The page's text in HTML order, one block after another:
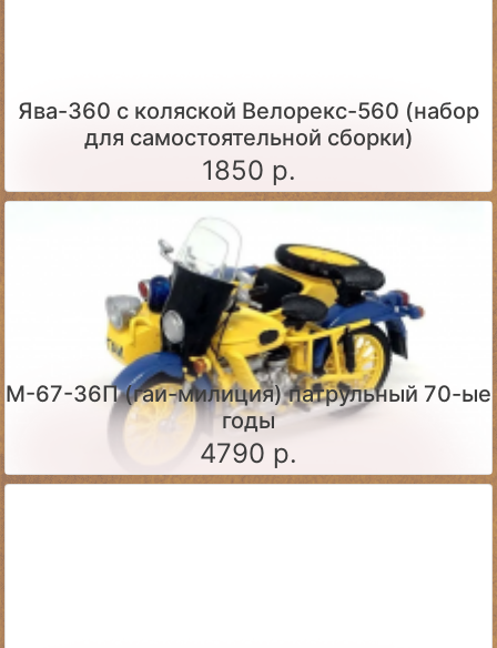
Ява-360 c коляской Велорекс-560 (набор
для самостоятельной сборки)
1850 р.
М-67-36П (гаи-милиция) патрульный 70-ые
годы
4790 р.